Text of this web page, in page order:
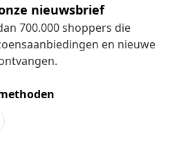
nieuwsbrief
700.000 shoppers die
en nieuwe